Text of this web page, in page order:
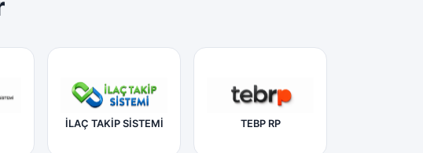
İLAÇ TAKİP SİSTEMİ TEBP RP